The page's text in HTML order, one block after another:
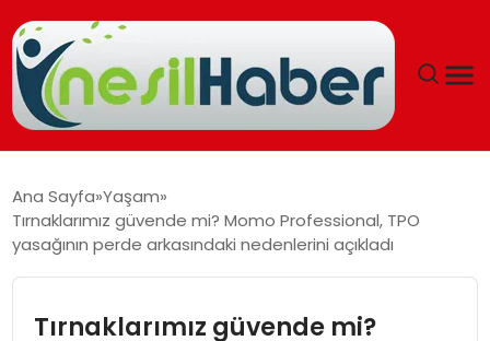
GÜNCEL
Ana Sayfa Yaşam
Tırnaklarımız güvende mi? Momo Professional, TPO
yasağının perde arkasındaki nedenlerini açıkladı
Tırnaklarımız güvende mi?